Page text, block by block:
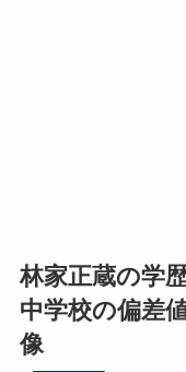
林家正蔵の学
中学校の偏差
像